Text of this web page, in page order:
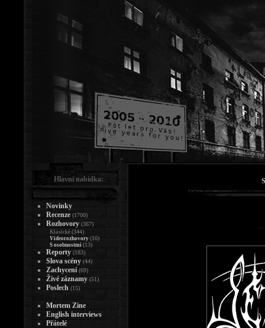
Hlavní nabídka:
Novinky
Recenze (1700)
Rozhovory (367)
Klasické (344)
Videorozhovory (10)
S osobnostmi (13)
Reporty (183)
Slova scény (44)
Zachycení (69)
Živé záznamy (51)
Poslech (15)
Mortem Zine
English interviews
Přátelé